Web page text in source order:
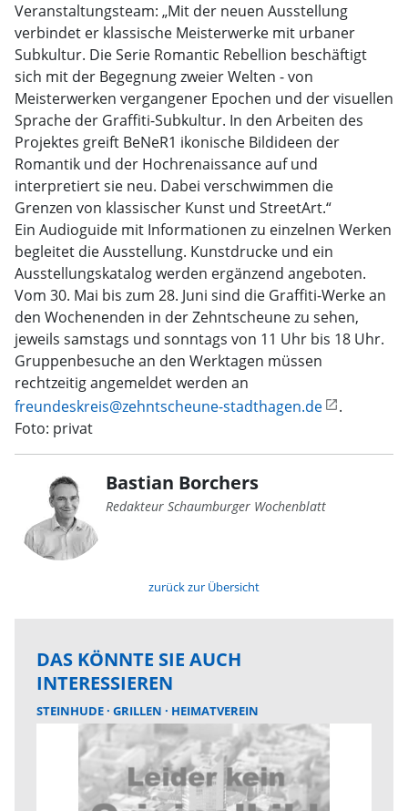
Veranstaltungsteam: „Mit der neuen Ausstellung
verbindet er klassische Meisterwerke mit urbaner
Subkultur. Die Serie Romantic Rebellion beschäftigt
sich mit der Begegnung zweier Welten - von
Meisterwerken vergangener Epochen und der visuellen
Sprache der Graffiti-Subkultur. In den Arbeiten des
Projektes greift BeNeR1 ikonische Bildideen der
Romantik und der Hochrenaissance auf und
interpretiert sie neu. Dabei verschwimmen die
Grenzen von klassischer Kunst und StreetArt.“
Ein Audioguide mit Informationen zu einzelnen Werken
begleitet die Ausstellung. Kunstdrucke und ein
Ausstellungskatalog werden ergänzend angeboten.
Vom 30. Mai bis zum 28. Juni sind die Graffiti-Werke an
den Wochenenden in der Zehntscheune zu sehen,
jeweils samstags und sonntags von 11 Uhr bis 18 Uhr.
Gruppenbesuche an den Werktagen müssen
rechtzeitig angemeldet werden an
freundeskreis@zehntscheune-stadthagen.de
.
Foto: privat
Bastian Borchers
Redakteur Schaumburger Wochenblatt
zurück zur Übersicht
DAS KÖNNTE SIE AUCH
INTERESSIEREN
STEINHUDE GRILLEN HEIMATVEREIN